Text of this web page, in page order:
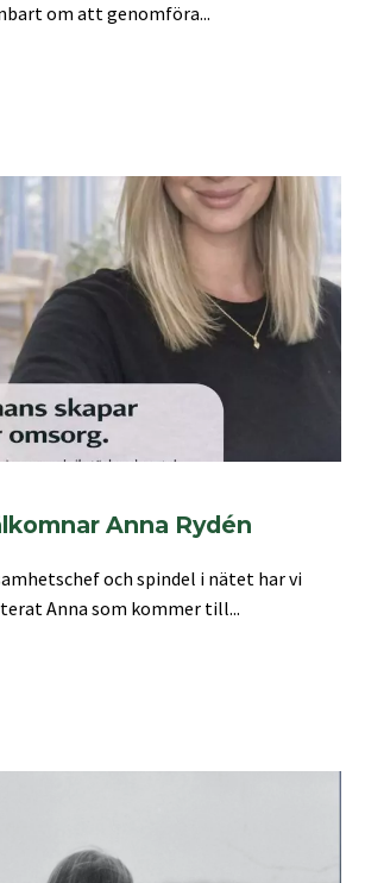
om att genomföra...
Anna Rydén
och spindel i nätet har vi
Anna som kommer till...